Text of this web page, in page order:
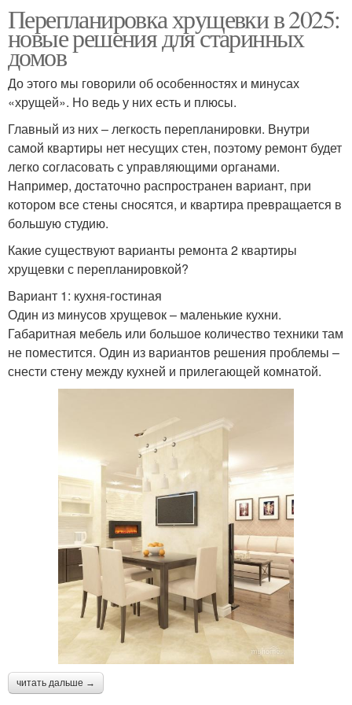
Перепланировка хрущевки в 2025:
новые решения для старинных
домов
До этого мы говорили об особенностях и минусах
«хрущей». Но ведь у них есть и плюсы.
Главный из них – легкость перепланировки. Внутри
самой квартиры нет несущих стен, поэтому ремонт будет
легко согласовать с управляющими органами.
Например, достаточно распространен вариант, при
котором все стены сносятся, и квартира превращается в
большую студию.
Какие существуют варианты ремонта 2 квартиры
хрущевки с перепланировкой?
Вариант 1: кухня-гостиная
Один из минусов хрущевок – маленькие кухни.
Габаритная мебель или большое количество техники там
не поместится. Один из вариантов решения проблемы –
снести стену между кухней и прилегающей комнатой.
читать дальше →